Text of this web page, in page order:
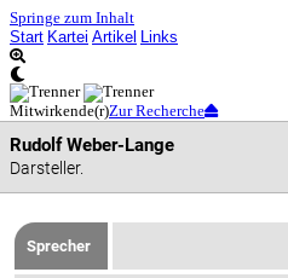
Springe zum Inhalt
Start Kartei Artikel Links
Mitwirkende(r)Zur Recherche
Rudolf Weber-Lange
Darsteller.
Sprecher